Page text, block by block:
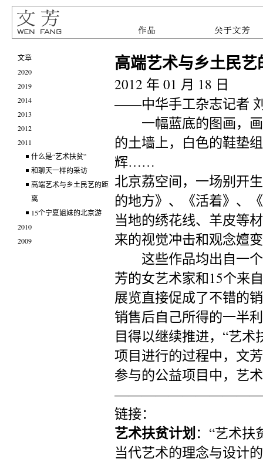
文章
2020
2019
2014
2013
2012
2011
什么是“艺术扶贫”
和聊天一样的采访
高端艺术与乡土民艺的距
离
15个宁夏姐妹的北京游
2010
2009
高端艺术与乡土民艺
2012 年 01 月 18 日
——中华手工杂志记者
一幅蓝底的图画，画
的土墙上，白色的鞋垫
辉……
北京荔空间，一场别开
的地方》、《活着》、
当地的绣花线、羊皮等
来的视觉冲击和观念嬗
这些作品均出自一个
芳的女艺术家和15个来
展览直接促成了不错的
销售后自己所得的一半
目得以继续推进，“艺
项目进行的过程中，文
参与的公益项目中，艺
链接：
艺术扶贫计划：“艺术扶
当代艺术的理念与设计